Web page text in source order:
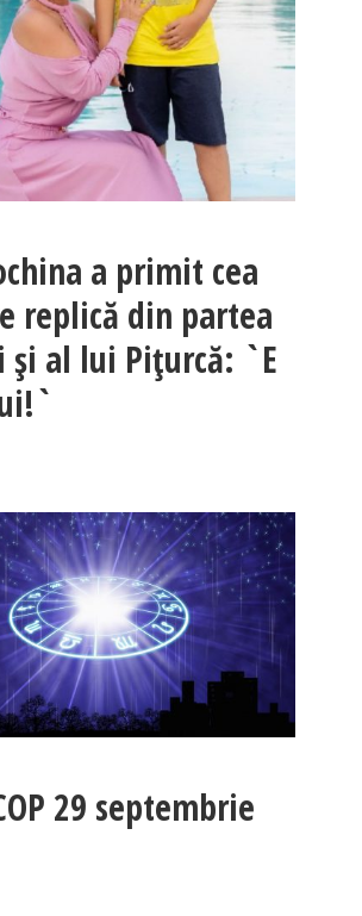
a primit cea
replică din partea
al lui Pițurcă: `E
29 septembrie